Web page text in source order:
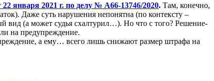
января 2021 г. по делу № А66-13746/2020. Там, конечно,
Даже суть нарушения непонятна (по контексту –
вид (а может судья схалтурил…). Но что с того? Решение-
на предупреждение.
а ему… всего лишь снижают размер штрафа на